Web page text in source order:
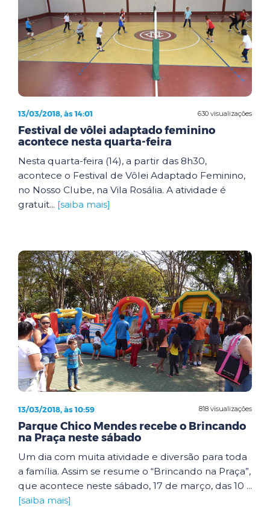
630 visualizações
13/03/2018, às 14:01
Festival de vôlei adaptado feminino
acontece nesta quarta-feira
Nesta quarta-feira (14), a partir das 8h30,
acontece o Festival de Vôlei Adaptado Feminino,
no Nosso Clube, na Vila Rosália. A atividade é
gratuit... [saiba mais]
818 visualizações
13/03/2018, às 10:59
Parque Chico Mendes recebe o Brincando
na Praça neste sábado
Um dia com muita atividade e diversão para toda
a família. Assim se resume o “Brincando na Praça”,
que acontece neste sábado, 17 de março, das 10 ...
[saiba mais]